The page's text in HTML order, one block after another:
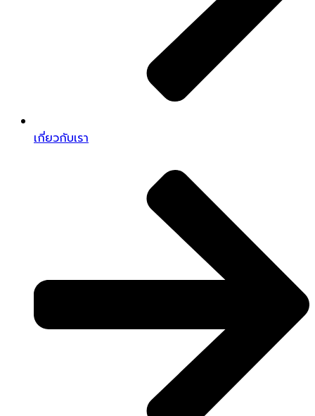
เกี่ยวกับเรา